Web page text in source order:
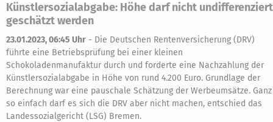
Künstlersozialabgabe: Höhe darf nicht undifferenziert
geschätzt werden
23.01.2023, 06:45 Uhr - Die Deutschen Rentenversicherung (DRV)
führte eine Betriebsprüfung bei einer kleinen
Schokoladenmanufaktur durch und forderte eine Nachzahlung der
Künstlersozialabgabe in Höhe von rund 4.200 Euro. Grundlage der
Berechnung war eine pauschale Schätzung der Werbeumsätze. Ganz
so einfach darf es sich die DRV aber nicht machen, entschied das
Landessozialgericht (LSG) Bremen.